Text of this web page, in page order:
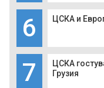
6 ЦСКА и
7
ЦСКА
Грузия